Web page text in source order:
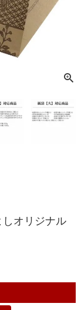
オリジナル